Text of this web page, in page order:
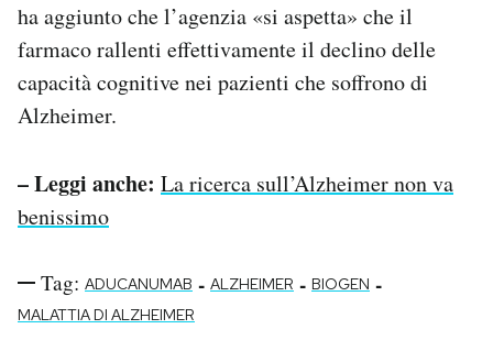
ha aggiunto che l’agenzia «si aspetta» che il
farmaco rallenti effettivamente il declino delle
capacità cognitive nei pazienti che soffrono di
Alzheimer.
– Leggi anche: La ricerca sull’Alzheimer non va
benissimo
Tag: ADUCANUMAB - ALZHEIMER - BIOGEN -
MALATTIA DI ALZHEIMER